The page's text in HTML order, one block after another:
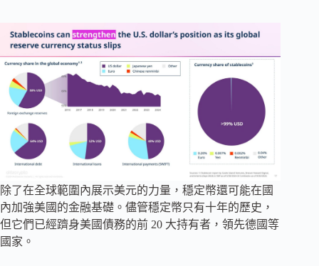
除了在全球範圍內展示美元的力量，穩定幣還可能在國
內加強美國的金融基礎。儘管穩定幣只有十年的歷史，
但它們已經躋身美國債務的前 20 大持有者，領先德國等
國家。